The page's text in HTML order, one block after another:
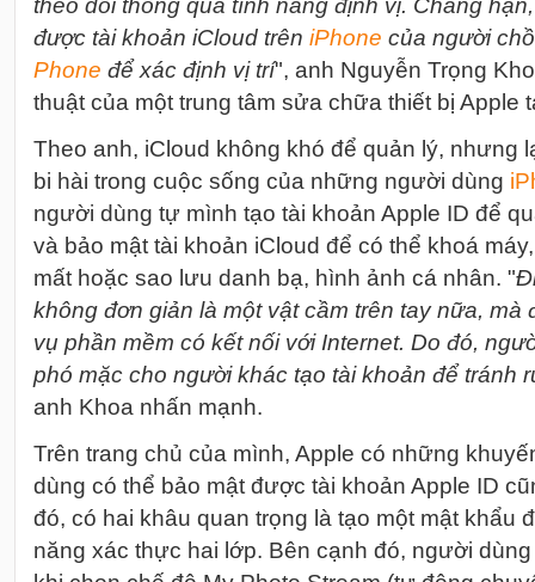
theo dõi thông qua tính năng định vị. Chẳng
được tài khoản iCloud trên iPhone của người
Phone để xác định vị trí", anh Nguyễn Trọng
thuật của một trung tâm sửa chữa thiết bị Apple
Theo anh, iCloud không khó để quản lý, nhưng
bi hài trong cuộc sống của những người dùng i
người dùng tự mình tạo tài khoản Apple ID để
và bảo mật tài khoản iCloud để có thể khoá
mất hoặc sao lưu danh bạ, hình ảnh cá nhân. "
không đơn giản là một vật cầm trên tay nữa, mà
vụ phần mềm có kết nối với Internet. Do đó,
phó mặc cho người khác tạo tài khoản để tránh
anh Khoa nhấn mạnh.
Trên trang chủ của mình, Apple có những
dùng có thể bảo mật được tài khoản Apple ID
đó, có hai khâu quan trọng là tạo một mật khẩu
năng xác thực hai lớp. Bên cạnh đó, người